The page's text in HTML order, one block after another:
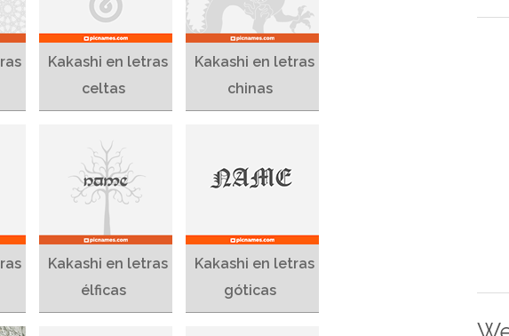
Kakashi en letras
celtas
Kakashi en letras
chinas
Kakashi en letras
élficas
Kakashi en letras
góticas